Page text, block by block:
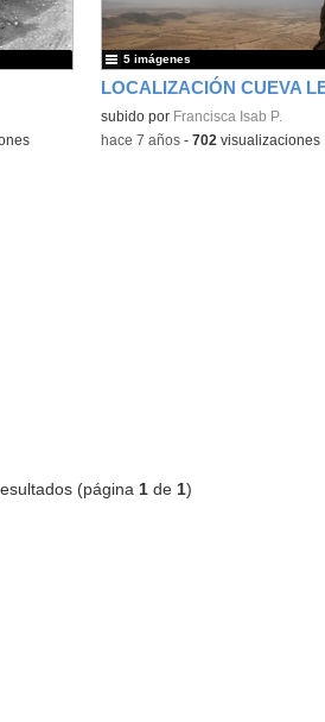
subido por Francisca Isab P.
5 imágenes
-hace 7 años- 702 visualizaciones
(página 1de 1)